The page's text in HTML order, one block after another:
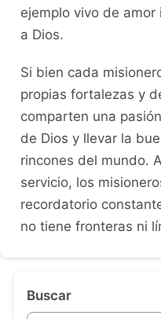
ejemplo vivo de
a Dios.
Si bien cada
propias fortalezas y
comparten una
de Dios y llevar la
rincones del mundo.
servicio, los
recordatorio
no tiene fronteras ni
Buscar